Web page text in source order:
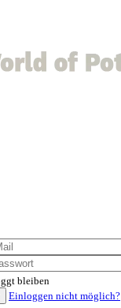
bleiben
Einloggen nicht möglich?